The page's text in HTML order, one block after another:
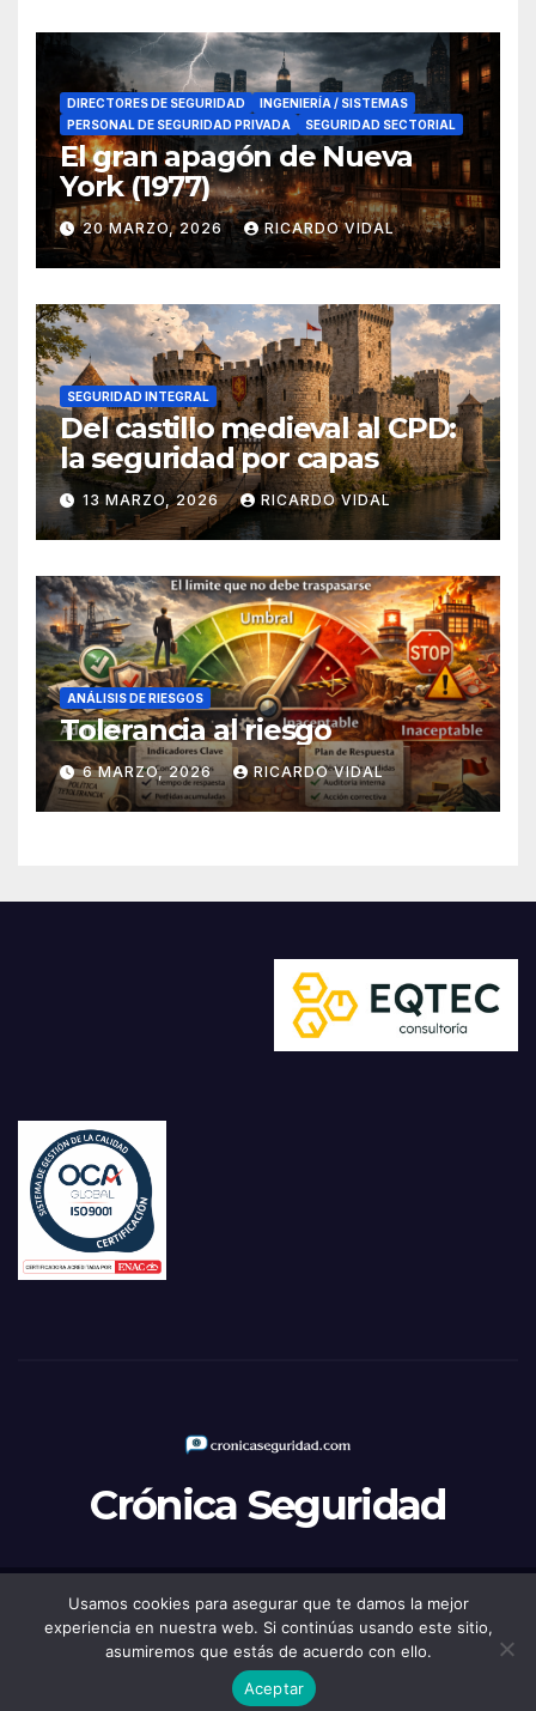
DIRECTORES DE SEGURIDAD
INGENIERÍA / SISTEMAS
PERSONAL DE SEGURIDAD PRIVADA
SEGURIDAD SECTORIAL
El gran apagón de Nueva
York (1977)
20 MARZO, 2026 RICARDO VIDAL
SEGURIDAD INTEGRAL
Del castillo medieval al CPD:
la seguridad por capas
13 MARZO, 2026 RICARDO VIDAL
ANÁLISIS DE RIESGOS
Tolerancia al riesgo
6 MARZO, 2026 RICARDO VIDAL
Crónica Seguridad
Funciona gracias a WordPress|Tema: Newsup deThemeansar
Aviso legal
Usamos cookies para asegurar que te damos la mejor
experiencia en nuestra web. Si continúas usando este sitio,
asumiremos que estás de acuerdo con ello.
Aceptar